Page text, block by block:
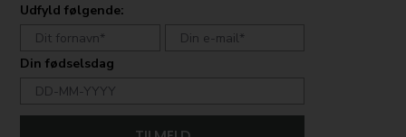
Udfyld følgende:
Din fødselsdag